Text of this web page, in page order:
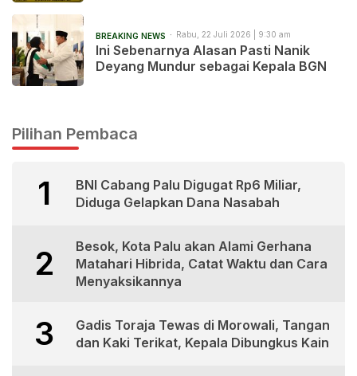
BREAKING NEWS Rabu, 22 Juli 2026 | 9:30 am
Ini Sebenarnya Alasan Pasti Nanik
Deyang Mundur sebagai Kepala BGN
Pilihan Pembaca
1
BNI Cabang Palu Digugat Rp6 Miliar,
Diduga Gelapkan Dana Nasabah
2
Besok, Kota Palu akan Alami Gerhana
Matahari Hibrida, Catat Waktu dan Cara
Menyaksikannya
3
Gadis Toraja Tewas di Morowali, Tangan
dan Kaki Terikat, Kepala Dibungkus Kain